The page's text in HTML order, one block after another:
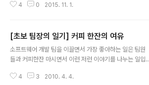
이해 덕분에 나는 우리회사가 엄청 빠르게 성장할 것이라
tumn에 관람자로 참여하였다.Japan IT Show라고 불리
모두 클라우드화되어 있지 못한 시장! 일본 IT 시장! 처음 J
apan IT Week Autumn에 참여할때는 그 규모에 앞도당
하였다.KOEX의 최소 4배 이상의 전시장을 누비는 정장
홍보하는 수 많은 일본 IT 기업들을 보면서 여기가 바로 전
4 0 2015. 11. 1.
[초보 팀장의 일기] 커피 한잔의 여유
소프트웨어 개발 팀을 이끌면서 가장 좋아하는 일은 팀원
들과 커피한잔 마시면서 이런 저런 이야기를 나누는 일입
Meeting)정도는 아니더라도 저는 팀원들과 커피를 마시
4 3 2010. 4. 4.